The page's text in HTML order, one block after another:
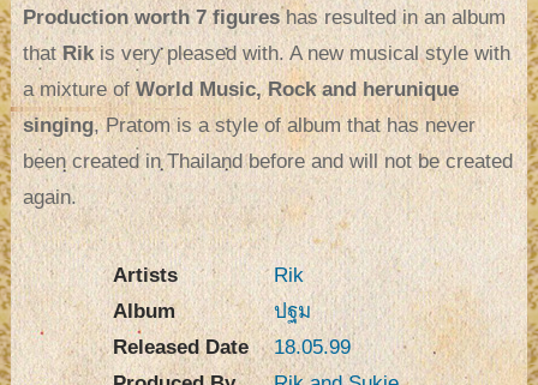
Production worth 7 figureshas resulted in an album
thatRikis very pleased with. A new musical style with
a mixture ofWorld Music, Rock and herunique
singing, Pratom is a style of album that has never
been created in Thailand before and will not be created
again.
Artists
Album
Released Date
Rik
ปฐม
18.05.99